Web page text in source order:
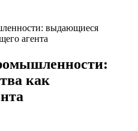
выдающиеся
агента
как